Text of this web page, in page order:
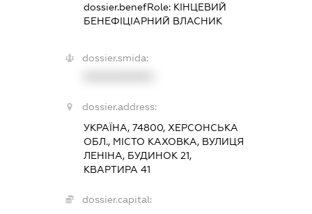
dossier.benefRole: КІНЦЕВИЙ
БЕНЕФІЦІАРНИЙ ВЛАСНИК
dossier.smida:
dossier.address:
УКРАЇНА, 74800, ХЕРСОНСЬКА
ОБЛ., МІСТО КАХОВКА, ВУЛИЦЯ
ЛЕНІНА, БУДИНОК 21,
КВАРТИРА 41
dossier.capital: